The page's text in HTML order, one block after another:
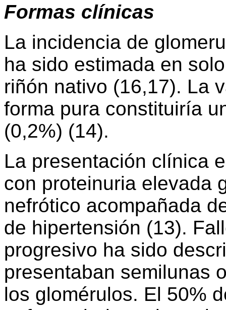
Formas clínicas
La incidencia de
ha sido estimada en
riñón nativo (16,17). La
forma pura constituiría
(0,2%) (14).
La presentación clínica
con proteinuria elevada
nefrótico acompañada
de hipertensión (13).
progresivo ha sido
presentaban semilunas
los glomérulos. El 50%